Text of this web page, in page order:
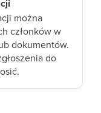
można
członków w
dokumentów.
do